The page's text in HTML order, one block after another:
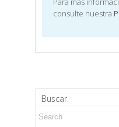
consulte nuestra
Buscar